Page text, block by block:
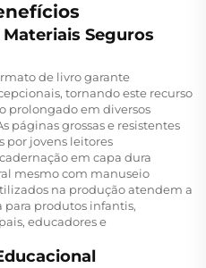
Seguros
de livro garante
tornando este recurso
prolongado em diversos
páginas grossas e resistentes
por jovens leitores
em capa dura
mesmo com manuseio
na produção atendem a
para produtos infantis,
educadores e